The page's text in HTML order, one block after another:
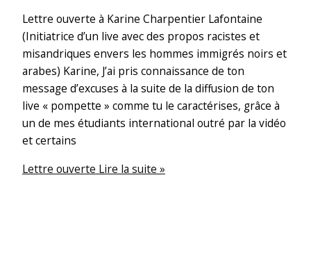
Lettre ouverte à Karine Charpentier Lafontaine
(Initiatrice d’un live avec des propos racistes et
misandriques envers les hommes immigrés noirs et
arabes) Karine, J’ai pris connaissance de ton
message d’excuses à la suite de la diffusion de ton
live « pompette » comme tu le caractérises, grâce à
un de mes étudiants international outré par la vidéo
et certains
Lettre ouverte Lire la suite »